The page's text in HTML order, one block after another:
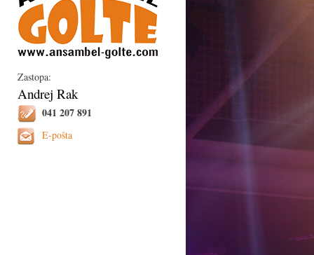
Zastopa:
Andrej Rak
041 207 891
E-pošta